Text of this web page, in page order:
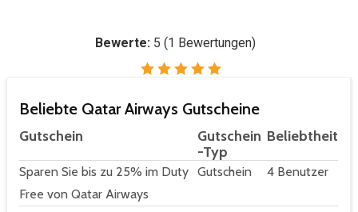
Bewerte: 5 (1 Bewertungen)
Beliebte Qatar Airways Gutscheine
Gutschein
Gutschein
-Typ
Beliebtheit
Sparen Sie bis zu 25% im Duty
Free von Qatar Airways
Gutschein 4 Benutzer